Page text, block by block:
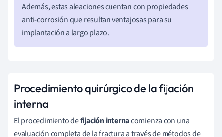
Además, estas aleaciones cuentan con propiedades
anti-corrosión que resultan ventajosas para su
implantación a largo plazo.
Procedimiento quirúrgico de la fijación
interna
El procedimiento defijación internacomienza con una
evaluación completa de la fractura a través de métodos de